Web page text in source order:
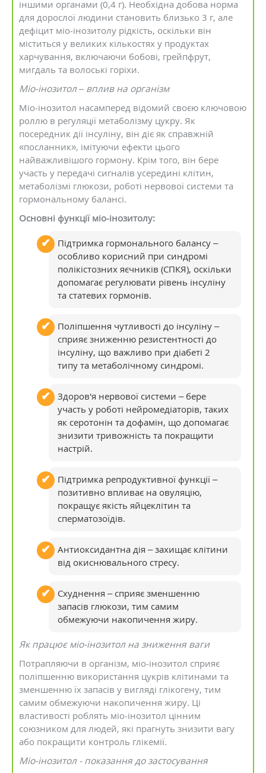
іншими органами (0,4 г). Необхідна добова норма
для дорослої людини становить близько 3 г, але
дефіцит міо-інозитолу рідкість, оскільки він
міститься у великих кількостях у продуктах
харчування, включаючи бобові, грейпфрут,
мигдаль та волоські горіхи.
Міо-інозитол – вплив на організм
Міо-інозитол насамперед відомий своєю ключовою
роллю в регуляції метаболізму цукру. Як
посередник дії інсуліну, він діє як справжній
«посланник», імітуючи ефекти цього
найважливішого гормону. Крім того, він бере
участь у передачі сигналів усередині клітин,
метаболізмі глюкози, роботі нервової системи та
гормональному балансі.
Основні функції міо-інозитолу:
Підтримка гормонального балансу –
особливо корисний при синдромі
полікістозних яєчників (СПКЯ), оскільки
допомагає регулювати рівень інсуліну
та статевих гормонів.
Поліпшення чутливості до інсуліну –
сприяє зниженню резистентності до
інсуліну, що важливо при діабеті 2
типу та метаболічному синдромі.
Здоров'я нервової системи – бере
участь у роботі нейромедіаторів, таких
як серотонін та дофамін, що допомагає
знизити тривожність та покращити
настрій.
Підтримка репродуктивної функції –
позитивно впливає на овуляцію,
покращує якість яйцеклітин та
сперматозоїдів.
Антиоксидантна дія – захищає клітини
від окиснювального стресу.
Схуднення – сприяє зменшенню
запасів глюкози, тим самим
обмежуючи накопичення жиру.
Як працює міо-інозитол на зниження ваги
Потрапляючи в організм, міо-інозитол сприяє
поліпшенню використання цукрів клітинами та
зменшенню їх запасів у вигляді глікогену, тим
самим обмежуючи накопичення жиру. Ці
властивості роблять міо-інозитол цінним
союзником для людей, які прагнуть знизити вагу
або покращити контроль глікемії.
Міо-інозитол - показання до застосування